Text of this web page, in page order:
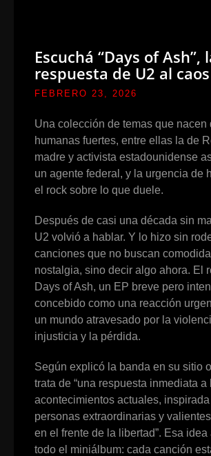
Escuchá “Days of Ash”,
respuesta de U2 al
FEBRERO 23, 2026
Una colección de temas que nacen
humanas fuertes, entre ellas la de
madre y activista estadounidense
un agente federal, y la urgencia de
el rock sobre lo que duele.
Después de casi una década sin
U2 volvió a hablar. Y lo hizo sin
canciones que no buscan
nostalgia, sino decir algo ahora. El
Days of Ash, un EP breve pero
concebido como una reacción
un mundo atravesado por la
injusticia y la pérdida.
Según explicó la banda en su sitio
trata de “una respuesta inmediata a
acontecimientos actuales,
personas extraordinarias y
en el frente de la libertad”. Esa idea
todo el miniálbum: cada canción